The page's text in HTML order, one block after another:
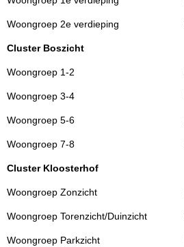
Woongroep 2e verdieping
Cluster Boszicht
Woongroep 1-2
Woongroep 3-4
Woongroep 5-6
Woongroep 7-8
Cluster Kloosterhof
Woongroep Zonzicht
Woongroep Torenzicht/Duinzicht
Woongroep Parkzicht